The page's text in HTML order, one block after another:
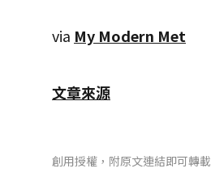
via My Modern Met
文章來源
創用授權，附原文連結即可轉載